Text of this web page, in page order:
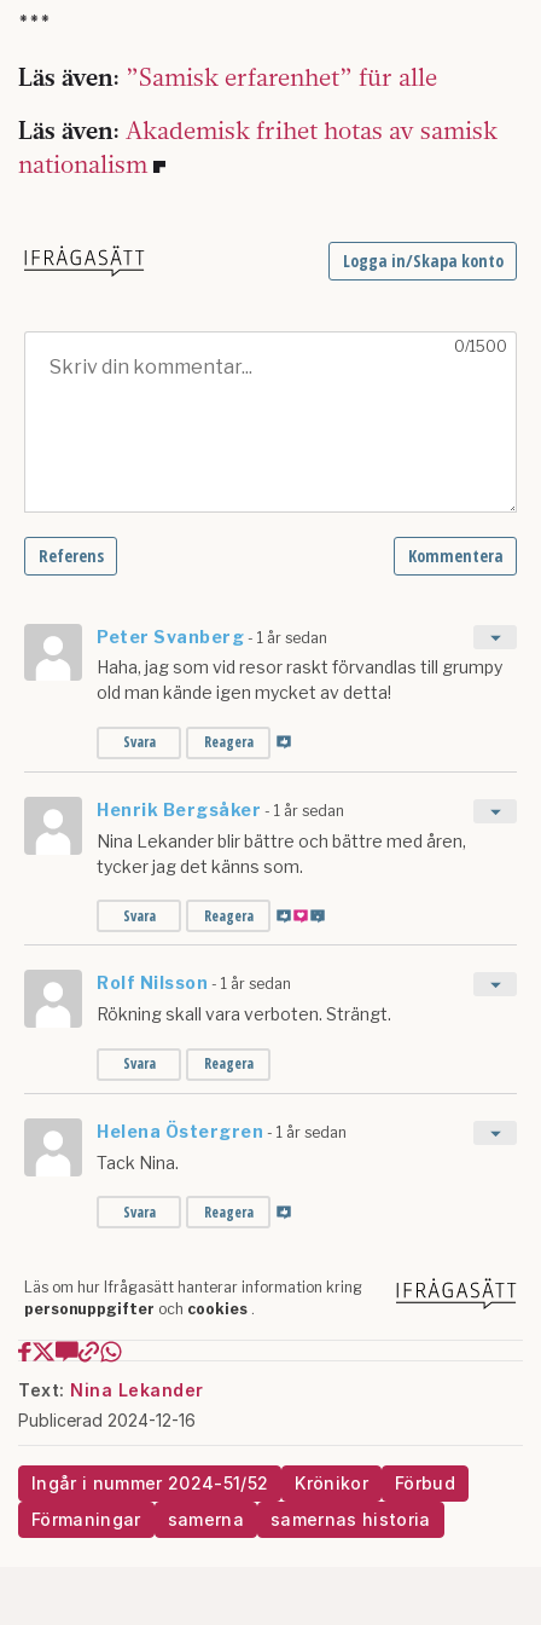
***
Läs även: ”Samisk erfarenhet” für alle
Läs även: Akademisk frihet hotas av samisk
nationalism
Text: Nina Lekander
Publicerad 2024-12-16
Ingår i nummer 2024-51/52 Krönikor
Förbud
Förmaningar
samerna samernas historia